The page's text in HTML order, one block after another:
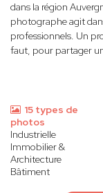
dans la région
photographe agit
professionnels. Un
faut, pour partager
15 types de
photos
Industrielle
Immobilier &
Architecture
Bâtiment